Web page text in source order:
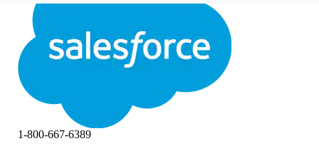
Закрыть
1-800-667-6389